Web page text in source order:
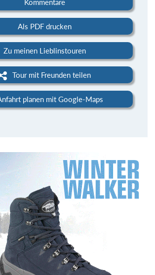
Kommentare
Als PDF drucken
Zu meinen Lieblinstouren
Tour mit Freunden teilen
planen mit Google-Maps